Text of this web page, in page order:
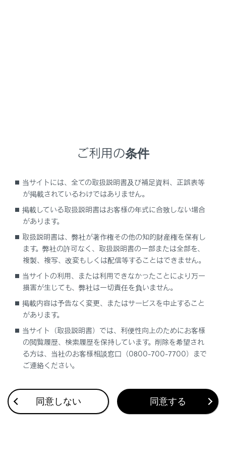
安全に走行するには
急発進および後退速度の抑制（ドライブスター
トコントロール）
合わせて見られているページ
電子制御エアサスペンション
RCD（リヤカメラディテクション）（Lexus Teammate
Advanced Drive装着車）
レーダークルーズコントロール（全車速追従機能付き）
（Lexus Teammate Advanced Drive装着車）
このページは役に立ちましたか？
ご利用の条件
当サイトには、全ての取扱説明書及び補足資料、正誤表等
が掲載されているわけではありません。
掲載している取扱説明書はお客様の年式に合致しない場合
があります。
取扱説明書は、弊社が著作権その他の知的財産権を保有し
ます。弊社の許可なく、取扱説明書の一部または全部を、
複製、複写、改変もしくは配信等することはできません。
当サイトの利用、または利用できなかったことにより万一
損害が生じても、弊社は一切責任を負いません。
掲載内容は予告なく変更、またはサービスを中止すること
があります。
当サイト（取扱説明書）では、利便性向上のためにお客様
の閲覧履歴、検索履歴を保持しています。削除を希望され
る方は、当社のお客様相談窓口（0800-700-7700）まで
ご連絡ください。
同意しない 同意する